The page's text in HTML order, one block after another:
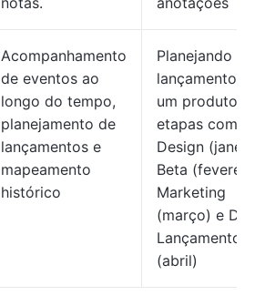
Acompanhamento
de eventos ao
longo do tempo,
planejamento de
lançamentos e
mapeamento
histórico
Planejando o
lançamento
um produto
etapas como
Design
Beta
Marketing
(março) e
Lançamento
(abril)